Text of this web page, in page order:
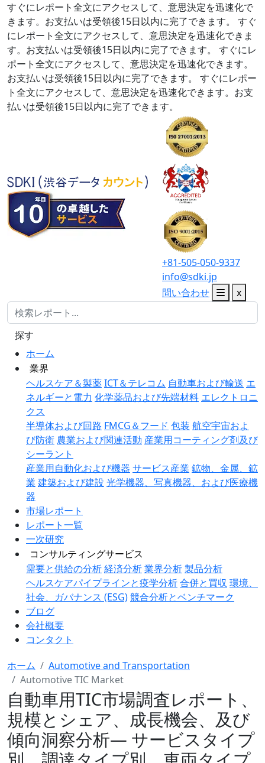
すぐにレポート全文にアクセスして、意思決定を迅速化で
きます。お支払いは受領後15日以内に完了できます。
すぐ
にレポート全文にアクセスして、意思決定を迅速化できま
す。お支払いは受領後15日以内に完了できます。
すぐにレ
ポート全文にアクセスして、意思決定を迅速化できます。
お支払いは受領後15日以内に完了できます。
すぐにレポー
ト全文にアクセスして、意思決定を迅速化できます。お支
払いは受領後15日以内に完了できます。
+81-505-050-9337
info@sdki.jp
問い合わせ
x
ホーム
業界
ヘルスケア＆製薬ICT＆テレコム 自動車および輸送 エ
ネルギーと電力 化学薬品および先端材料 エレクトロニ
クス
半導体および回路 FMCG＆フード 包装 航空宇宙およ
び防衛 農業および関連活動 産業用コーティング剤及び
シーラント
産業用自動化および機器 サービス産業 鉱物、金属、鉱
業 建築および建設 光学機器、写真機器、および医療機
器
市場レポート
レポート一覧
一次研究
コンサルティングサービス
需要と供給の分析経済分析業界分析製品分析
ヘルスケアパイプラインと疫学分析合併と買収 環境、
社会、ガバナンス (ESG)競合分析とベンチマーク
ブログ
会社概要
コンタクト
探す
ホーム
Automotive and Transportation
Automotive TIC Market
自動車用TIC市場調査レポート、
規模とシェア、成長機会、及び
傾向洞察分析― サービスタイプ